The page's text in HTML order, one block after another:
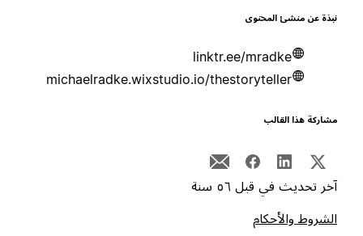
عن منشئ المحتوى
linktr.ee/mradke
michaelradke.wixstudio.io/thestoryteller
هذا القالب
تحديث في قبل ٥٦ سنة
والأحكام